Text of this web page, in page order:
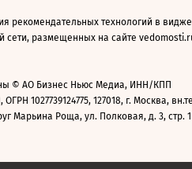
рекомендательных технологий в
сети, размещенных на сайте
© АО Бизнес Ньюс Медиа, ИНН/КПП
ОГРН 1027739124775, 127018, г. Москва,
Марьина Роща, ул. Полковая, д. 3, стр. 1